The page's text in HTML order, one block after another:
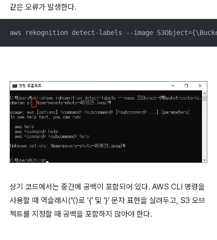
같은 오류가 발생한다.
aws rekognition detect-labels --image
상기 코드에서는 중간에 공백이 포함되어 있다. AWS CLI 명령을
사용할 때 역슬래시('\')로 '{' 및 '}' 문자 표현을 살려두고, S3 오브
젝트를 지정할 때 공백을 포함하지 않아야 한다.